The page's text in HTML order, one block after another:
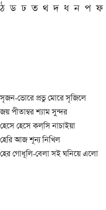
ঠ ড ঢ ত থ দ ধ ন প ফ
সৃজন-ভোরে প্রভু মোরে সৃজিলে
জয় পীতাম্বর শ্যাম সুন্দর
হেসে হেসে কল্‌সি নাচাইয়া
হেরি আজ শূন্য নিখিল
হের গোধূলি-বেলা সই ঘনিয়ে এলো